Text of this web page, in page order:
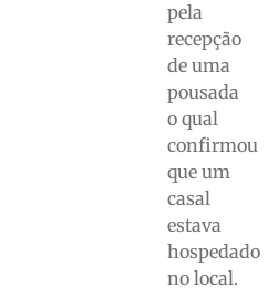
pela
recepção
de uma
pousada
o qual
confirmou
que um
casal
estava
hospedado
no local.